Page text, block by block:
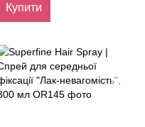
Купити